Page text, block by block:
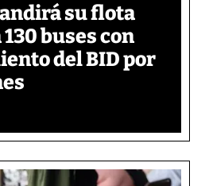
su flota
buses con
del BID por